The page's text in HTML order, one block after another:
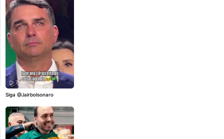
a recursos e deixa a conta p
ara quem trabalha e paga i
mpostos. O Brasil não supor
ta mais quatro anos de tant
a irresponsabilidade.@Flávi
o Bolsonaro #brasil
#econo
mia
#lula #fy #viral
7.4K
Siga@Jairbolsonaro